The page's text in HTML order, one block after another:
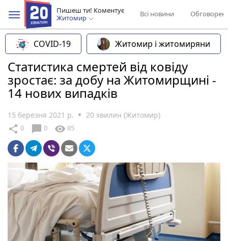
Пишеш ти! Коментує
Житомир
Всі новини
COVID-19 Житомир і житомиряни
Статистика смертей від ковіду
зростає: за добу на Житомирщині -
14 нових випадків
15 березня 2021 р. 20 хвилин (Житомир)
share 0 chat_bubble 0 visibility 85